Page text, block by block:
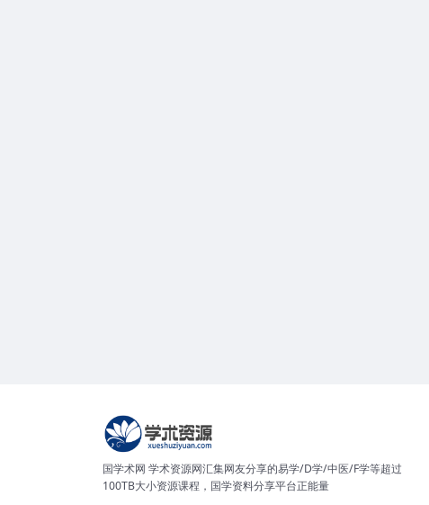
国学术网 学术资源网汇集网友分享的易学/D学/中医/F学等超过
100TB大小资源课程，国学资料分享平台正能量